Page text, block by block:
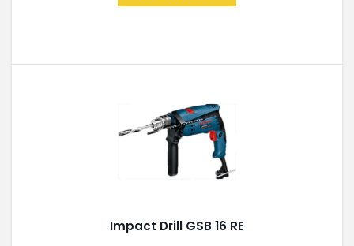
Impact Drill GSB 16 RE